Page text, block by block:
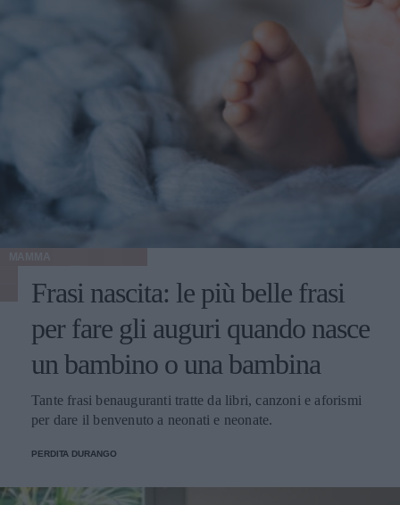
Frasi nascita: le più belle frasi
per fare gli auguri quando nasce
un bambino o una bambina
Tante frasi benauguranti tratte da libri, canzoni e aforismi
per dare il benvenuto a neonati e neonate.
PERDITA DURANGO